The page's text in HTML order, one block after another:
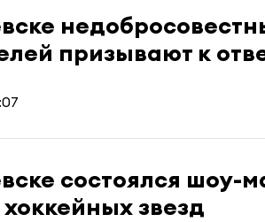
призывают к
состоялся шоу-
звезд